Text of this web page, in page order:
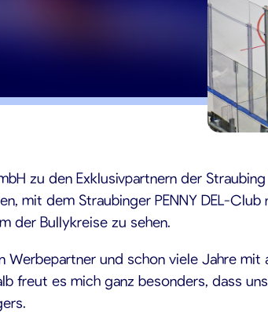
zu den Exklusivpartnern der
mit dem Straubinger PENNY DEL-
der Bullykreise zu sehen.
und schon viele Jahre
freut es mich ganz besonders, dass